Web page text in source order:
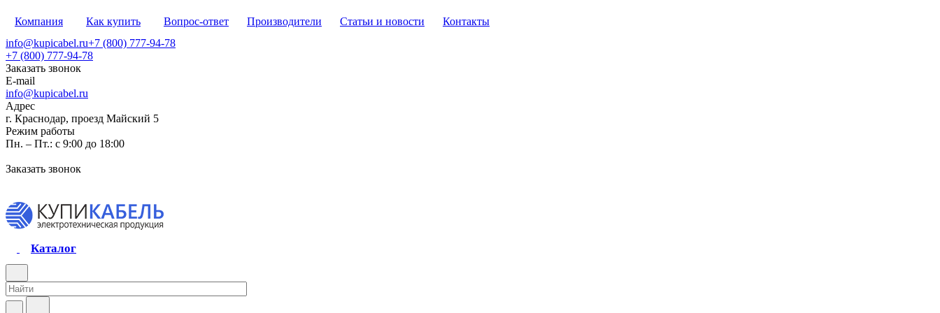
Компания Как купить Вопрос-ответ Производители Статьи и новости
Контакты
info@kupicabel.ru+7 (800) 777-94-78
+7 (800) 777-94-78
Заказать звонок
E-mail
info@kupicabel.ru
Адрес
г. Краснодар, проезд Майский 5
Режим работы
Пн. – Пт.: с 9:00 до 18:00
Заказать звонок
Каталог